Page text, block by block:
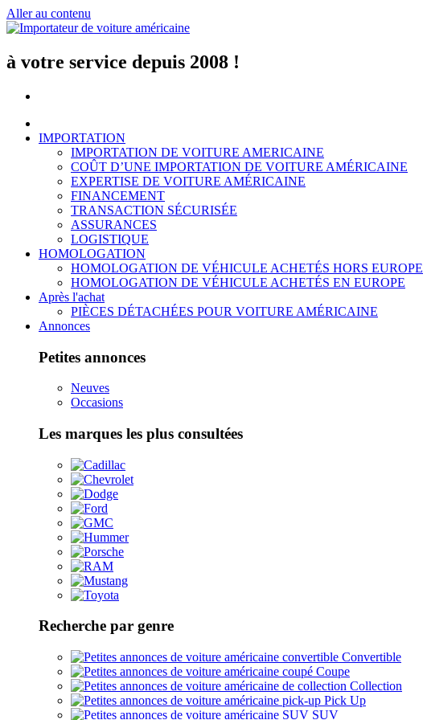
Aller au contenu
à votre service depuis 2008 !
IMPORTATION
IMPORTATION DE VOITURE AMERICAINE
COÛT D’UNE IMPORTATION DE VOITURE AMÉRICAINE
EXPERTISE DE VOITURE AMÉRICAINE
FINANCEMENT
TRANSACTION SÉCURISÉE
ASSURANCES
LOGISTIQUE
HOMOLOGATION
HOMOLOGATION DE VÉHICULE ACHETÉS HORS EUROPE
HOMOLOGATION DE VÉHICULE ACHETÉS EN EUROPE
Après l'achat
PIÈCES DÉTACHÉES POUR VOITURE AMÉRICAINE
Annonces
Petites annonces
Neuves
Occasions
Les marques les plus consultées
Recherche par genre
Convertible
Coupe
Collection
Pick Up
SUV